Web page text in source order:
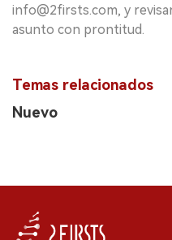
info@2firsts.com, y
asunto con prontitud.
Temas relacionados
Nuevo